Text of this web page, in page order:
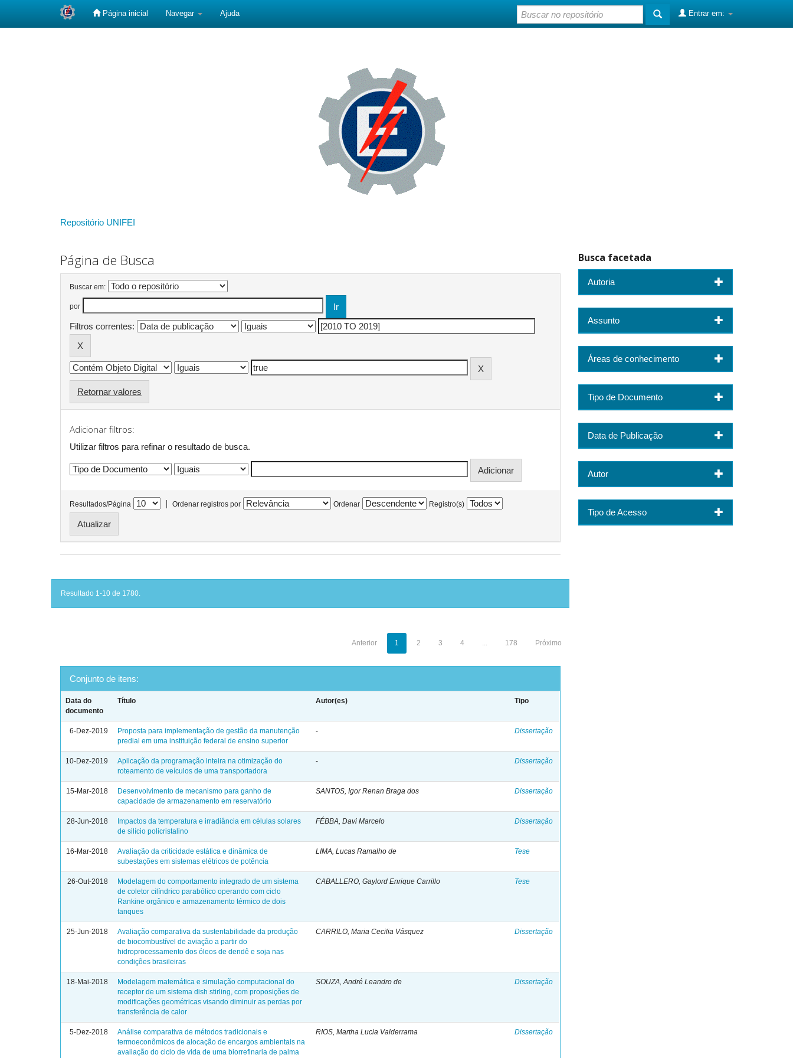
Página inicial Navegar Ajuda Entrar em:
Repositório UNIFEI
Página de Busca
Buscar em:
por
Filtros correntes:
Retornar valores
Adicionar filtros:
Utilizar filtros para refinar o resultado de busca.
Resultados/Página | Ordenar registros por Ordenar Registro(s)
Resultado 1-10 de 1780.
Anterior 1 2 3 4 ... 178 Próximo
Conjunto de itens:
Data do
documento
Título Autor(es) Tipo
6-Dez-2019
Proposta para implementação de gestão da manutenção
predial em uma instituição federal de ensino superior
- Dissertação
10-Dez-2019
Aplicação da programação inteira na otimização do
roteamento de veículos de uma transportadora
- Dissertação
15-Mar-2018
Desenvolvimento de mecanismo para ganho de
capacidade de armazenamento em reservatório
SANTOS, Igor Renan Braga dos Dissertação
28-Jun-2018
Impactos da temperatura e irradiância em células solares
de silício policristalino
FÉBBA, Davi Marcelo Dissertação
16-Mar-2018
Avaliação da criticidade estática e dinâmica de
subestações em sistemas elétricos de potência
LIMA, Lucas Ramalho de Tese
26-Out-2018
Modelagem do comportamento integrado de um sistema
de coletor cilíndrico parabólico operando com ciclo
Rankine orgânico e armazenamento térmico de dois
tanques
CABALLERO, Gaylord Enrique Carrillo Tese
25-Jun-2018
Avaliação comparativa da sustentabilidade da produção
de biocombustível de aviação a partir do
hidroprocessamento dos óleos de dendê e soja nas
condições brasileiras
CARRILO, Maria Cecilia Vásquez Dissertação
18-Mai-2018
Modelagem matemática e simulação computacional do
receptor de um sistema dish stirling, com proposições de
modificações geométricas visando diminuir as perdas por
transferência de calor
SOUZA, André Leandro de Dissertação
5-Dez-2018
Análise comparativa de métodos tradicionais e
termoeconômicos de alocação de encargos ambientais na
avaliação do ciclo de vida de uma biorrefinaria de palma
RIOS, Martha Lucia Valderrama Dissertação
Busca facetada
Autoria
Assunto
Áreas de conhecimento
Tipo de Documento
Data de Publicação
Autor
Tipo de Acesso